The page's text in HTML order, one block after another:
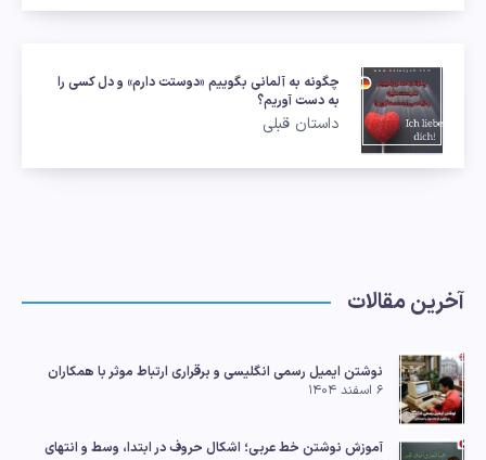
چگونه به آلمانی بگوییم «دوستت دارم» و دل کسی را
به دست آوریم؟
داستان قبلی
آخرین مقالات
نوشتن ایمیل رسمی انگلیسی و برقراری ارتباط موثر با همکاران
۶ اسفند ۱۴۰۴
آموزش نوشتن خط عربی؛ اشکال حروف در ابتدا، وسط و انتهای